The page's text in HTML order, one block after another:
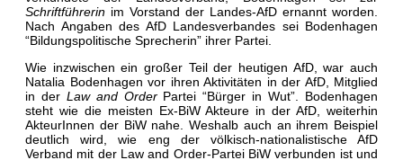
Schriftführerin im Vorstand der Landes-AfD ernannt worden.
Nach Angaben des AfD Landesverbandes sei Bodenhagen
“Bildungspolitische Sprecherin” ihrer Partei.
Wie inzwischen ein großer Teil der heutigen AfD, war auch
Natalia Bodenhagen vor ihren Aktivitäten in der AfD, Mitglied
in der Law and OrderPartei “Bürger in Wut”. Bodenhagen
steht wie die meisten Ex-BiW Akteure in der AfD, weiterhin
AkteurInnen der BiW nahe. Weshalb auch an ihrem Beispiel
deutlich wird, wie eng der völkisch-nationalistische AfD
Verband mit der Law and Order-Partei BiW verbunden ist und